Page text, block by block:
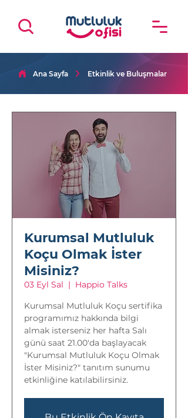
Ana Sayfa Etkinlik ve Buluşmalar
Kurumsal Mutluluk
Koçu Olmak İster
Misiniz?
03 Eyl Sal
  |
Happio Talks
Kurumsal Mutluluk Koçu sertifika
programımız hakkında bilgi
almak isterseniz her hafta Salı
günü saat 21.00'da başlayacak
"Kurumsal Mutluluk Koçu Olmak
İster Misiniz?" tanıtım sunumu
etkinliğine katılabilirsiniz.